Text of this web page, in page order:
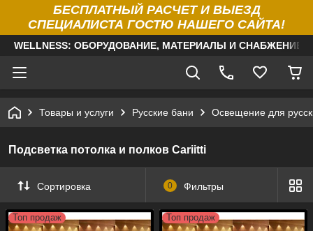
БЕСПЛАТНЫЙ РАСЧЕТ И ВЫЕЗД
СПЕЦИАЛИСТА ГОСТЮ НАШЕГО САЙТА!
WELLNESS: ОБОРУДОВАНИЕ, МАТЕРИАЛЫ И
Товары и услуги Русские бани Освещение для
Подсветка потолка и полков Cariitti
Сортировка 0 Фильтры
Топ продаж Топ продаж